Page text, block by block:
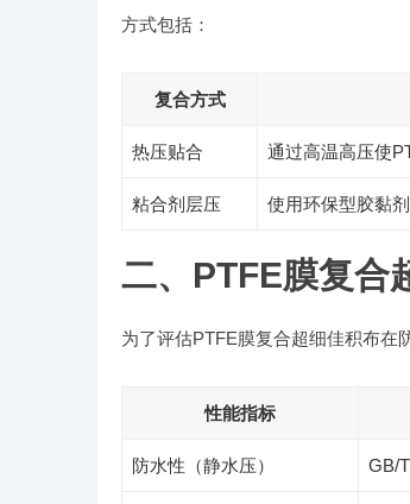
方式包括：
复合方式
热压贴合 通过高温高压使
粘合剂层压 使用环保型胶黏
二、PTFE膜复合
为了评估PTFE膜复合超细佳积布在
性能指标
防水性（静水压） GB/